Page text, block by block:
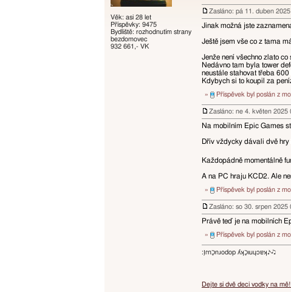
Věk: asi 28 let
Příspěvky: 9475
Bydliště: rozhodnutím strany
bezdomovec
932 661,- VK
Zasláno: pá 11. duben
Jinak možná jste
Ještě jsem vše co z tama
Jenže není všechno zlato co
Nedávno tam byla tower
neustále stahovat třeba
Kdybych si to koupil za
» Příspěvek byl poslán z
Zasláno: ne 4. květen 2025
Na mobilním Epic Games
Dřív vždycky dávali dvě hry
Každopádně momentálně
A na PC hraju KCD2. Ale
» Příspěvek byl poslán z
Zasláno: so 30. srpen 2025
Právě teď je na mobilních
» Příspěvek byl poslán z
:ו֥ɾnכַnɹodop ʎʞכַıuɥɔɐʞ♪♫
Dejte si dvě deci vodky na mě!